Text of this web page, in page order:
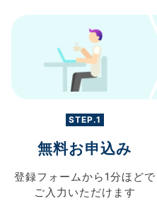
STEP.1
無料お申込み
登録フォームから 1分ほどで
ご入力 いただけます